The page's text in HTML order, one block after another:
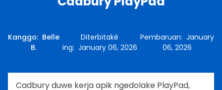
Kanggo: Belle
B.
Diterbitaké
ing: January 06, 2026
Pembaruan: January
06, 2026
Cadbury duwe kerja apik ngedolake PlayPad,